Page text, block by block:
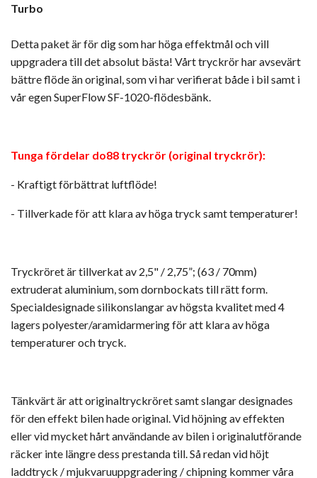
Turbo
Detta paket är för dig som har höga effektmål och vill
uppgradera till det absolut bästa! Vårt tryckrör har avsevärt
bättre flöde än original, som vi har verifierat både i bil samt i
vår egen SuperFlow SF-1020-flödesbänk.
Tunga fördelar do88 tryckrör (original tryckrör):
- Kraftigt förbättrat luftflöde!
- Tillverkade för att klara av höga tryck samt temperaturer!
Tryckröret är tillverkat av 2,5" / 2,75”; (63 / 70mm)
extruderat aluminium, som dornbockats till rätt form.
Specialdesignade silikonslangar av högsta kvalitet med 4
lagers polyester/aramidarmering för att klara av höga
temperaturer och tryck.
Tänkvärt är att originaltryckröret samt slangar designades
för den effekt bilen hade original. Vid höjning av effekten
eller vid mycket hårt användande av bilen i originalutförande
räcker inte längre dess prestanda till. Så redan vid höjt
laddtryck / mjukvaruuppgradering / chipning kommer våra